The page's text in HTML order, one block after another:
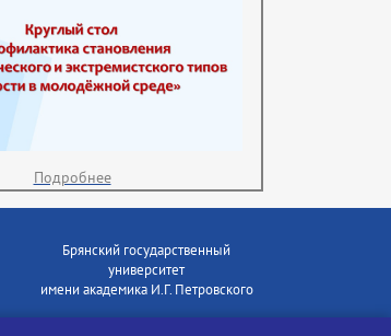
Подробнее
Брянский государственный
университет
имени академика И.Г. Петровского